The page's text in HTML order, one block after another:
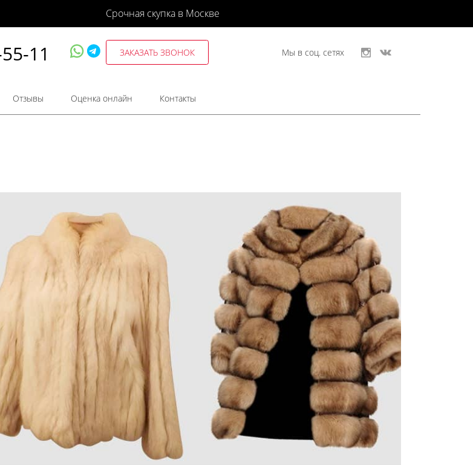
Срочная скупка в Москве
11 ЗАКАЗАТЬ ЗВОНОК Мы в соц. сетях
Отзывы Оценка онлайн Контакты